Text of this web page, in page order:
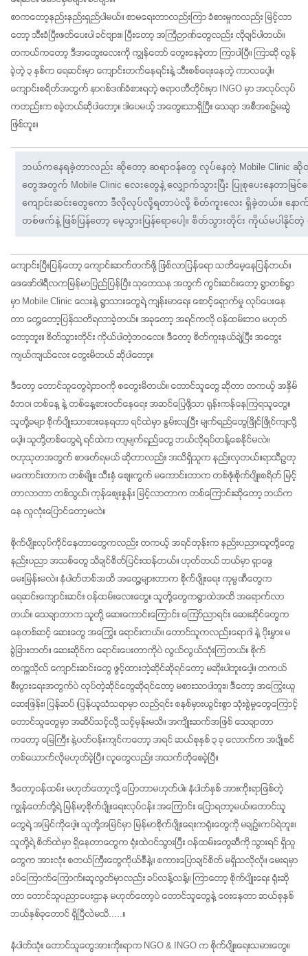
စာကတော့နည်းနည်းရှည်ပါမယ်။ စာမရေးတာလည်းကြာ ခံစားမှုကလည်း မြင့်လာ
တော့ သီးခံပြီးဖတ်ပေးပါ ခင်ဗျား။ ပြီးတော့ အကြံဉာဏ်တွေလည်း လိုချင်ပါတယ်။
တကယ်ကတော့ ဒီအတွေးလေးကို ကျွန်တော် တွေးနေခဲ့တာ ကြာပါပြီ။ ကြာဆို လွန်
ခဲ့တဲ့ ၃ နှစ်က ရေဆင်းမှာ ကျောင်းတက်နေရင်းနဲ့ သီးစစ်ရေးနေတဲ့ ကာလပေါ့။
ကျောင်းစရိတ်အတွက် နာဂစ်ဒဏ်ခံစားရတဲ့ ဧရာဝတီတိုင်းမှာ INGO မှာ အလုပ်လုပ်
ကတည်းက စခဲ့တယ်ဆိုပါတော့။ ဒါပေမယ့် အတွေးသာရှိပြီး သေချာ အစီအစဉ်မဆွဲ
ဖြစ်ဘူး။
ဘယ်ကနေရခဲ့တာလည်း ဆိုတော့ ဆရာဝန်တွေ လုပ်နေတဲ့ Mobile Clinic ဆိုတ
တွေအတွက် Mobile Clinic လေးတွေနဲ့ လျှောက်သွားပြီး ပြုစုပေးနေတာမြင်
ကျောင်းဆင်းတွေကော ဒီလိုလုပ်လို့ရတာပဲလို့ စိတ်ကူးလေး ရှိခဲ့တယ်။ နောက်ပို
တစ်ဖက်နဲ့ ဖြစ်ပြန်တော့ မေ့သွားပြန်ရောပေါ့။ စိတ်သွားတိုင်း ကိုယ်မပါနိုင်
ကျောင်းပြီးပြန်တော့ ကျောင်းဆက်တက်ဖို့ ဖြစ်လာပြန်ရော သတိမေ့နေပြန်တယ်။
ဖေဖော်ဝါရီလကမြန်မာပြည်ပြန်ပြီး သုတေသန အတွက် ကွင်းဆင်းတော့ ရွာတစ်ရွာ
မှာ Mobile Clinic လေးနဲ့ ရွာသားတွေရဲ့ ကျန်းမာရေး စောင့်ရှောက်မှု လုပ်ပေးနေ
တာ တွေ့တော့ပြန်သတိရလာခဲ့တယ်။ အခုတော့ အရင်ကလို ဝန်ထမ်းဘဝ မဟုတ်
တော့ဘူး။ စိတ်သွားတိုင်း ကိုယ်ပါတဲ့ဘဝလေ။ ဒီတော့ စိတ်ကူးနယ်ချဲ့ပြီး အတွေး
ကျယ်ကျယ်လေး တွေးမိတယ် ဆိုပါတော့။
ဒီတော့ တောင်သူတွေရဲ့ဘဝကို စတွေးမိတယ်။ တောင်သူတွေ ဆိုတာ တကယ့် အနှိမ်
ခံဘဝ၊ တစ်နေ့ နဲ့ တစ်နေ့စားဝတ်နေရေး အဆင်ပြေဖို့သာ ရုန်းကန်နေကြရသူတွေ။
သူတို့ခမျာ စိုက်ပျိုးသာစားနေရတာ ရင်ထဲမှာ နွမ်းလျပြီး မျက်ရည်တွေဖြိုင်ဖြိုင်ကျလို့
ပေါ့။ သူတို့တစ်တွေရဲ့ ရင်ထဲက ကျမျက်ရည်တွေ ဘယ်လိုရပ်တန့်စေနိုင်မလဲ။
ဗဟုသုတအတွက် စာဖတ်ရမယ် ဆိုတာလည်း အသိရှိသူက နည်းလှတယ်။ရာသီဥတု
မကောင်းတာက တစ်မျိုး၊ သီးနှံ စျေးကွက် မကောင်းတာက တစ်ဖုံ၊စိုက်ပျိုးစရိတ် မြင့်
တာလာတာ တစ်သွယ်၊ ကုန်စျေးနှုန်း မြင့်လာတာက တစ်ကြောင်းဆိုတော့ ဘယ်က
နေ လူလုံးပြောင်တော့မလဲ။
စိုက်ပျိုးလုပ်ကိုင်နေတာတွေကလည်း တကယ့် အရင်တုန်းက နည်းပညာ။သူတို့တွေ
နည်းပညာ အသစ်တွေ သိချင်စိတ်ပြင်းထန်တယ်။ ဟုတ်တယ် ဘယ်မှာ ရှာဖွေ
မေးမြန်းမလဲ။ နံပါတ်တစ်အထိ အတွေ့များတာက စိုက်ပျိုးရေး ကုမ္ပဏီတွေက
ရေဆင်းကျောင်းဆင်း ဝန်ထမ်းလေးတွေ။ သူတို့တွေကရွာထဲအထိ အရောက်လာ
တယ်။ သေချာတာက သူတို့ ဆေးကောင်းကြောင်း ကြော်ညာရင်း ဆေးဆိုင်တွေက
နေတစ်ဆင့် ဆေးတွေ အကြွေး ရောင်းတယ်။ တောင်သူကလည်းရောဂါ နဲ့ ပိုးမွှား မ
ခွဲခြားတတ်။ ဆေးဆိုင်က ရောင်းပေးတာကိုပဲ လွယ်လွယ်သုံးကြတယ်။ စိုက်
တက္ကသိုလ် ကျောင်းဆင်းတွေ ဖွင့်ထားတဲ့ဆိုင်ဆိုရင်တော့ မဆိုးပါဘူးပေါ့။ တကယ်
စီးပွားရေးအတွက်ပဲ လုပ်တဲ့ဆိုင်တွေဆိုရင်တော့ မစားသာပါဘူး။ ဒီတော့ အကြွေးယူ
ဆေးဖြန်း၊ ပြန်ဆပ် ၊ပြန်ယူသံသရာမှာ လည်ရင်း စနစ်မှားယွင်းစွာ သုံးစွဲမှုတွေကြောင့်
တောင်သူတွေမှာ အဆိပ်သင့်လို့ သင့်မှန်းမသိ။ အကျိုးဆက်အဖြစ် သေချာတာ
ကတော့ မြေကြီး နဲ့ပတ်ဝန်းကျင်ကတော့ အရင် ဆယ်စုနှစ် ၃ ခု လောက်က အပျိုစင်
တစ်ယောက်လိုမဟုတ်ခဲ့ပြီ။ လူတွေလည်း အသက်တိုစေခဲ့ပြီ။
ဒီတော့ဝန်ထမ်း မဟုတ်တော့လို့ ပြောတာမဟုတ်ပါ။ နံပါတ်နှစ် အားကိုးရာဖြစ်တဲ့
ကျွန်တော်တို့ရဲ့ မြန်မာ့စိုက်ပျိုးရေးလုပ်ငန်း အကြောင်း ပြောရတာ့မယ်။တောင်သူ
တွေရဲ့ အမြင်ကိုပေါ့။ သူတို့အမြင်မှာ မြန်မာစိုက်ပျိုးရေးကရုံးတွေကို မချဉ်းကပ်ရဲဘူး။
သူတို့ရဲ့ စိတ်ထဲမှာ ရှိနေတာတွေက ရုံးထဲဝင်သွားပြီး ဝန်ထမ်းတွေဆီကို သွားရင် ရှိသူ
တွေက အားလုံး စတယ်ကြီးတွေကိုယ်စီနဲ့။ စကားပြောချင်စိတ် မရှိသလိုလို။ မေးရမှာ
ခပ်ကြောက်ကြောက်။ဆူလွတ်မှာလည်း ခပ်လန့်လန့်။ ကြာတော့ စိုက်ပျိုးရေး ရုံးဆို
တာ တောင်သူပညာပေးဌာန မဟုတ်တော့ပဲ တောင်သူတွေနဲ့ ဝေးနေတာ ဆယ်စုနှစ်
ဘယ်နှစ်ခုတောင် ရှိပြီလဲမသိ.....။
နံပါတ်သုံး တောင်သူတွေအားကိုးရာက NGO & INGO က စိုက်ပျိုးရေးသမားတွေ။